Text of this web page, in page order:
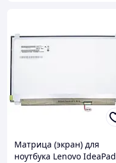
Матрица (экран) для
ноутбука Lenovo IdeaPad